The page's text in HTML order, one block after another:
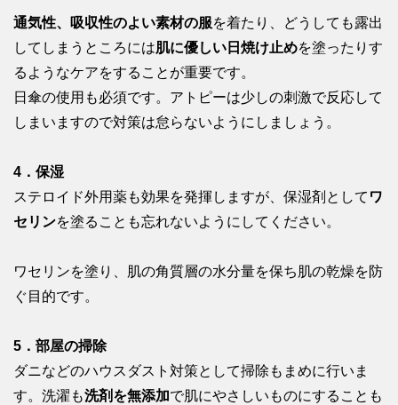
通気性、吸収性のよい素材の服を着たり、どうしても露出
してしまうところには肌に優しい日焼け止めを塗ったりす
るようなケアをすることが重要です。
日傘の使用も必須です。アトピーは少しの刺激で反応して
しまいますので対策は怠らないようにしましょう。
4．保湿
ステロイド外用薬も効果を発揮しますが、保湿剤として ワ
セリンを塗ることも忘れないようにしてください。
ワセリンを塗り、肌の角質層の水分量を保ち肌の乾燥を防
ぐ目的です。
5．部屋の掃除
ダニなどのハウスダスト対策として掃除もまめに行いま
す。洗濯も洗剤を無添加で肌にやさしいものにすることも